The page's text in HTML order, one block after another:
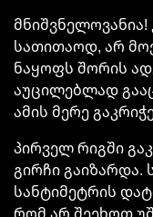
სათითაოდ, არ
ნაყოფს შორის
აუცილებლად
ამის მერე
პირველ რიგში
გირჩი გაიზარდა.
სანტიმეტრის